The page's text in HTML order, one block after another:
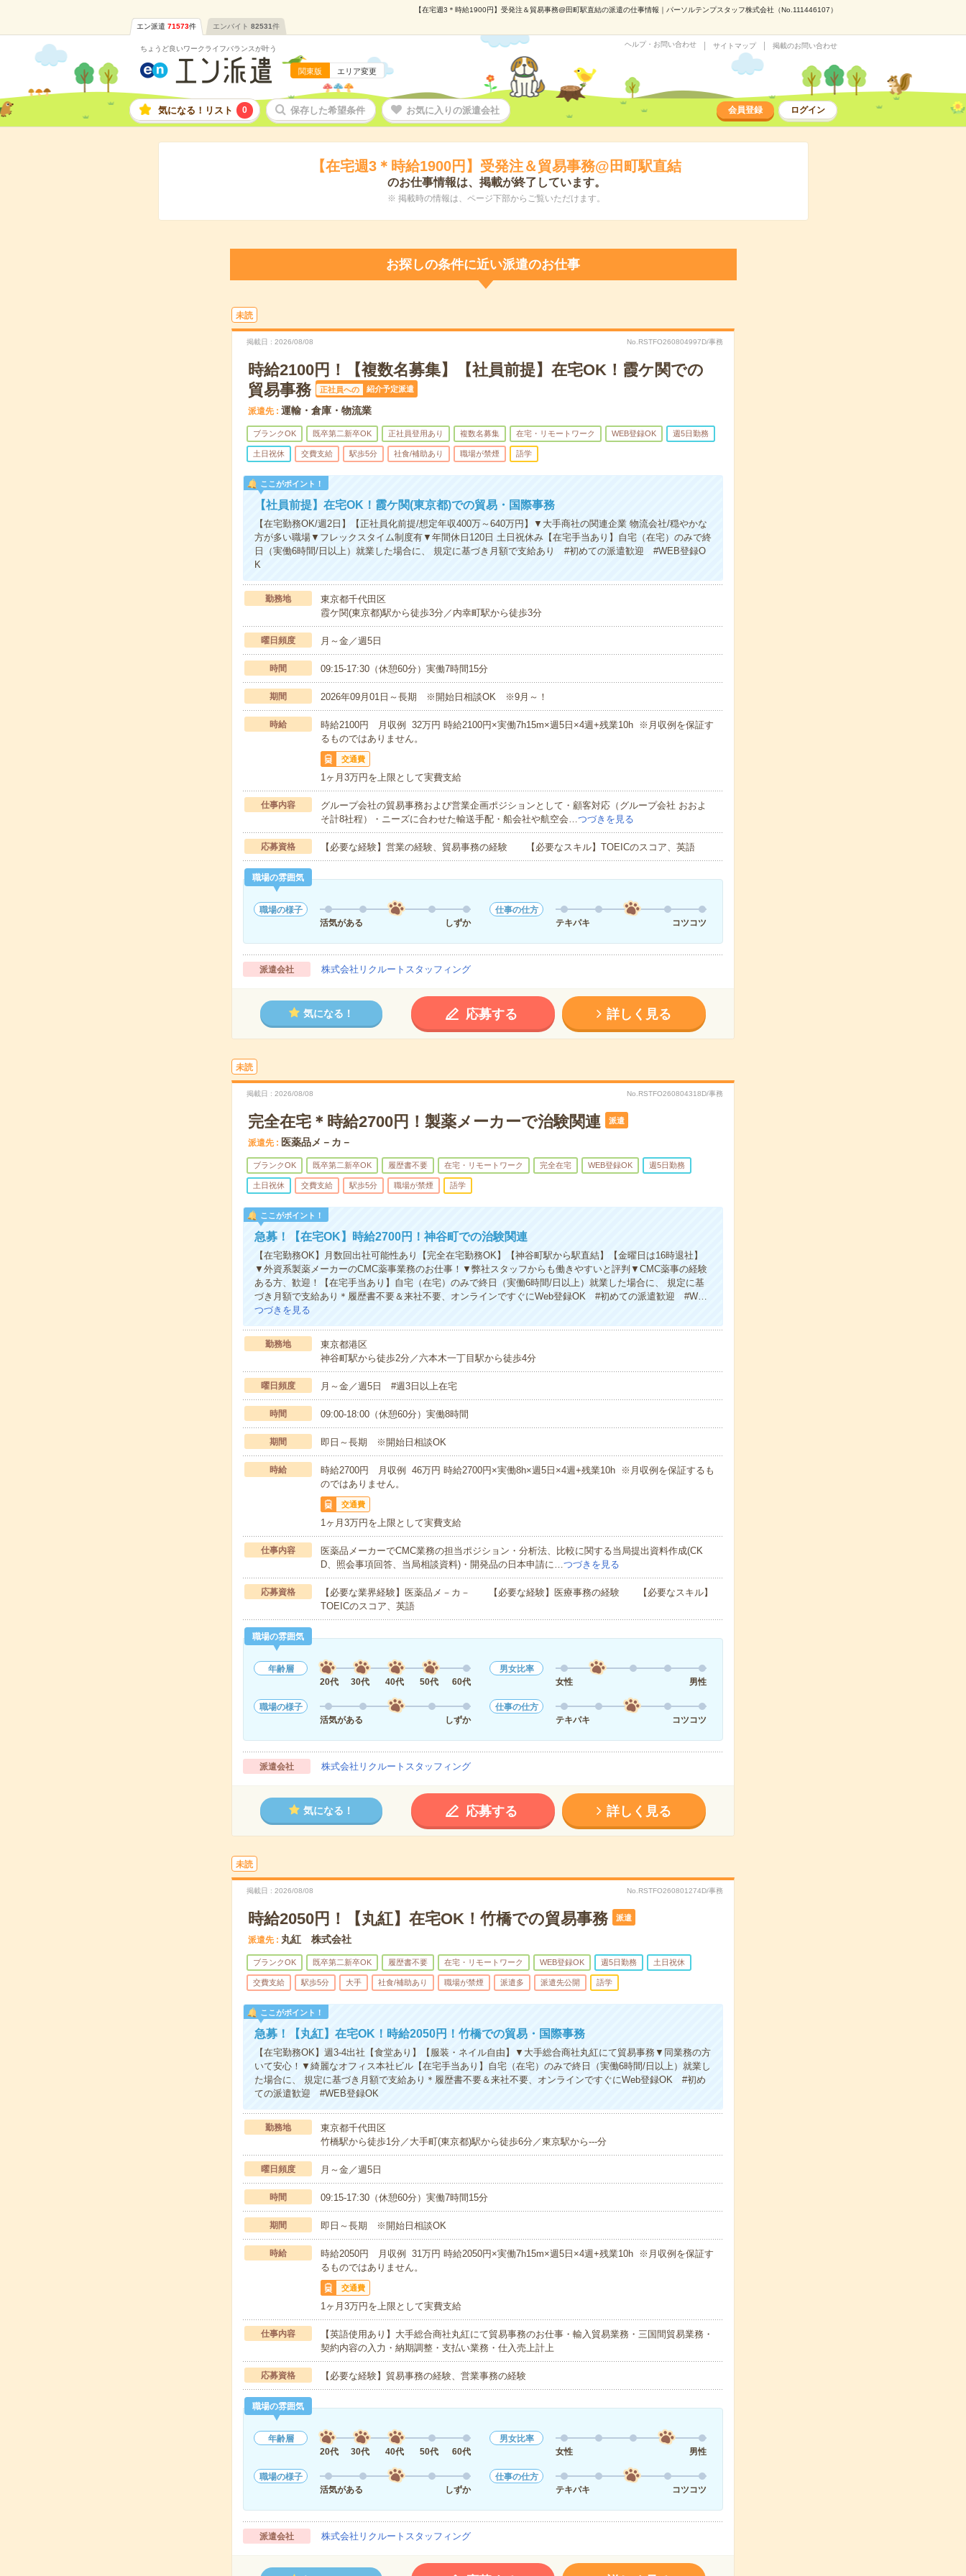
【在宅週3＊時給1900円】受発注＆貿易事務@田町駅直結の派遣の仕事情報｜パーソルテンプスタッフ株式会社（No.111446107）
エン派遣 71573件 エンバイト 82531件
ちょうど良いワークライフバランスが叶う
関東版 エリア変更
ヘルプ・お問い合わせ サイトマップ 掲載のお問い合わせ
気になる！リスト 0 保存した希望条件 お気に入りの派遣会社 会員登録 ログイン
【在宅週3＊時給1900円】受発注＆貿易事務@田町駅直結
のお仕事情報は、掲載が終了しています。
※ 掲載時の情報は、ページ下部からご覧いただけます。
お探しの条件に近い派遣のお仕事
未読
掲載日 2026/08/08 No.RSTFO260804997D/事務
時給2100円！【複数名募集】【社員前提】在宅OK！霞ケ関での
貿易事務
正社員への 紹介予定派遣
派遣先 運輸・倉庫・物流業
ブランクOK 既卒第二新卒OK 正社員登用あり 複数名募集 在宅・リモートワーク WEB登録OK 週5日勤務
土日祝休 交費支給 駅歩5分 社食/補助あり 職場が禁煙 語学
ここがポイント！
【社員前提】在宅OK！霞ケ関(東京都)での貿易・国際事務
【在宅勤務OK/週2日】【正社員化前提/想定年収400万～640万円】▼大手商社の関連企業 物流会社/穏やかな
方が多い職場▼フレックスタイム制度有▼年間休日120日 土日祝休み【在宅手当あり】自宅（在宅）のみで終
日（実働6時間/日以上）就業した場合に、 規定に基づき月額で支給あり #初めての派遣歓迎 #WEB登録O
K
勤務地
東京都千代田区
霞ケ関(東京都)駅から徒歩3分／内幸町駅から徒歩3分
曜日頻度 月～金／週5日
時間 09:15-17:30（休憩60分）実働7時間15分
期間 2026年09月01日～長期 ※開始日相談OK ※9月～！
時給
時給2100円 月収例 32万円 時給2100円×実働7h15m×週5日×4週+残業10h ※月収例を保証す
るものではありません。
交通費
1ヶ月3万円を上限として実費支給
仕事内容
グループ会社の貿易事務および営業企画ポジションとして・顧客対応（グループ会社 おおよ
そ計8社程）・ニーズに合わせた輸送手配・船会社や航空会…つづきを見る
応募資格 【必要な経験】営業の経験、貿易事務の経験 【必要なスキル】TOEICのスコア、英語
職場の雰囲気
職場の様子
活気がある
しずか
仕事の仕方
テキパキ
コツコツ
派遣会社 株式会社リクルートスタッフィング
気になる！ 応募する 詳しく見る
未読
掲載日 2026/08/08 No.RSTFO260804318D/事務
完全在宅＊時給2700円！製薬メーカーで治験関連 派遣
派遣先 医薬品メ－カ－
ブランクOK 既卒第二新卒OK 履歴書不要 在宅・リモートワーク 完全在宅 WEB登録OK 週5日勤務
土日祝休 交費支給 駅歩5分 職場が禁煙 語学
ここがポイント！
急募！【在宅OK】時給2700円！神谷町での治験関連
【在宅勤務OK】月数回出社可能性あり【完全在宅勤務OK】【神谷町駅から駅直結】【金曜日は16時退社】
▼外資系製薬メーカーのCMC薬事業務のお仕事！▼弊社スタッフからも働きやすいと評判▼CMC薬事の経験
ある方、歓迎！【在宅手当あり】自宅（在宅）のみで終日（実働6時間/日以上）就業した場合に、 規定に基
づき月額で支給あり＊履歴書不要＆来社不要、オンラインですぐにWeb登録OK #初めての派遣歓迎 #W…
つづきを見る
勤務地
東京都港区
神谷町駅から徒歩2分／六本木一丁目駅から徒歩4分
曜日頻度 月～金／週5日 #週3日以上在宅
時間 09:00-18:00（休憩60分）実働8時間
期間 即日～長期 ※開始日相談OK
時給
時給2700円 月収例 46万円 時給2700円×実働8h×週5日×4週+残業10h ※月収例を保証するも
のではありません。
交通費
1ヶ月3万円を上限として実費支給
仕事内容
医薬品メーカーでCMC業務の担当ポジション・分析法、比較に関する当局提出資料作成(CK
D、照会事項回答、当局相談資料)・開発品の日本申請に…つづきを見る
応募資格
【必要な業界経験】医薬品メ－カ－ 【必要な経験】医療事務の経験 【必要なスキル】
TOEICのスコア、英語
職場の雰囲気
年齢層
20代
30代 40代 50代 60代
男女比率
女性
男性
職場の様子
活気がある
しずか
仕事の仕方
テキパキ
コツコツ
派遣会社 株式会社リクルートスタッフィング
気になる！ 応募する 詳しく見る
未読
掲載日 2026/08/08 No.RSTFO260801274D/事務
時給2050円！【丸紅】在宅OK！竹橋での貿易事務 派遣
派遣先 丸紅 株式会社
ブランクOK 既卒第二新卒OK 履歴書不要 在宅・リモートワーク WEB登録OK 週5日勤務 土日祝休
交費支給 駅歩5分 大手 社食/補助あり 職場が禁煙 派遣多 派遣先公開 語学
ここがポイント！
急募！【丸紅】在宅OK！時給2050円！竹橋での貿易・国際事務
【在宅勤務OK】週3-4出社【食堂あり】【服装・ネイル自由】▼大手総合商社丸紅にて貿易事務▼同業務の方
いて安心！▼綺麗なオフィス本社ビル【在宅手当あり】自宅（在宅）のみで終日（実働6時間/日以上）就業し
た場合に、 規定に基づき月額で支給あり＊履歴書不要＆来社不要、オンラインですぐにWeb登録OK #初め
ての派遣歓迎 #WEB登録OK
勤務地
東京都千代田区
竹橋駅から徒歩1分／大手町(東京都)駅から徒歩6分／東京駅から---分
曜日頻度 月～金／週5日
時間 09:15-17:30（休憩60分）実働7時間15分
期間 即日～長期 ※開始日相談OK
時給
時給2050円 月収例 31万円 時給2050円×実働7h15m×週5日×4週+残業10h ※月収例を保証す
るものではありません。
交通費
1ヶ月3万円を上限として実費支給
仕事内容
【英語使用あり】大手総合商社丸紅にて貿易事務のお仕事・輸入貿易業務・三国間貿易業務・
契約内容の入力・納期調整・支払い業務・仕入売上計上
応募資格 【必要な経験】貿易事務の経験、営業事務の経験
職場の雰囲気
年齢層
20代
30代 40代 50代 60代
男女比率
女性
男性
職場の様子
活気がある
しずか
仕事の仕方
テキパキ
コツコツ
派遣会社 株式会社リクルートスタッフィング